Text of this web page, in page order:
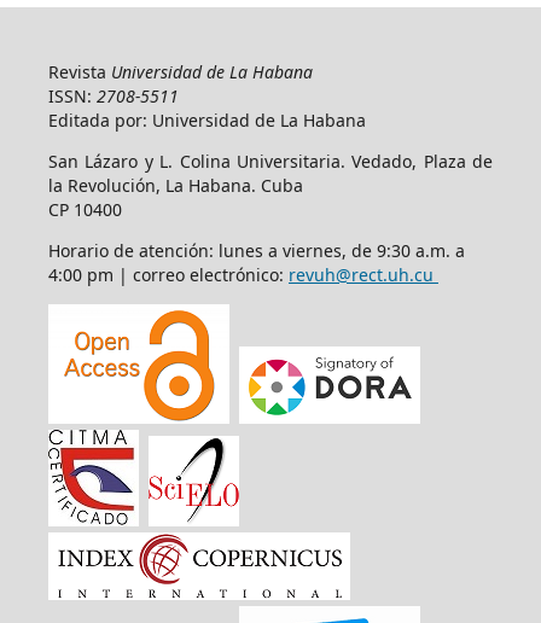
Revista Universidad de La Habana
ISSN: 2708-5511
Editada por: Universidad de La Habana
San Lázaro y L. Colina Universitaria. Vedado, Plaza de
la Revolución, La Habana. Cuba
CP 10400
Horario de atención: lunes a viernes, de 9:30 a.m. a
4:00 pm | correo electrónico: revuh@rect.uh.cu